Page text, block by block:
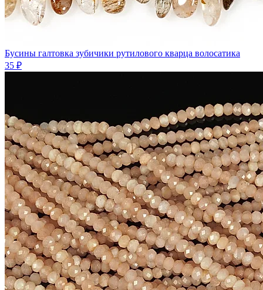
Бусины галтовка зубичики рутилового кварца волосатика
35 ₽